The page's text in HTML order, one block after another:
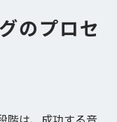
のプロセ